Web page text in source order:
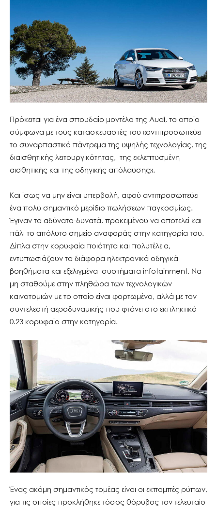
Πρόκειται για ένα σπουδαίο μοντέλο της Audi, το οποίο
σύμφωνα με τους κατασκευαστές του «αντιπροσωπεύει
το συναρπαστικό πάντρεμα της υψηλής τεχνολογίας, της
διαισθητικής λειτουργικότητας, της εκλεπτυσμένη
αισθητικής και της οδηγικής απόλαυσης».
Και ίσως να μην είναι υπερβολή, αφού αντιπροσωπεύει
ένα πολύ σημαντικό μερίδιο πωλήσεων παγκοσμίως.
Έγιναν τα αδύνατα-δυνατά, προκειμένου να αποτελεί και
πάλι το απόλυτο σημείο αναφοράς στην κατηγορία του.
Δίπλα στην κορυφαία ποιότητα και πολυτέλεια,
εντυπωσιάζουν τα διάφορα ηλεκτρονικά οδηγικά
βοηθήματα και εξελιγμένα συστήματα infotainment. Να
μη σταθούμε στην πληθώρα των τεχνολογικών
καινοτομιών με το οποίο είναι φορτωμένο, αλλά με τον
συντελεστή αεροδυναμικής που φτάνει στο εκπληκτικό
0.23 κορυφαίο στην κατηγορία.
Ένας ακόμη σημαντικός τομέας είναι οι εκπομπές ρύπων,
για τις οποίες προκλήθηκε τόσος θόρυβος τον τελευταίο